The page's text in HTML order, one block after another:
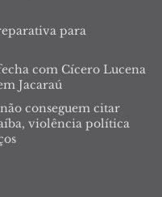
para
com Cícero Lucena
Jacaraú
conseguem citar
violência política